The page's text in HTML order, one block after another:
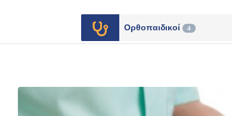
Ορθοπαιδικοί 4